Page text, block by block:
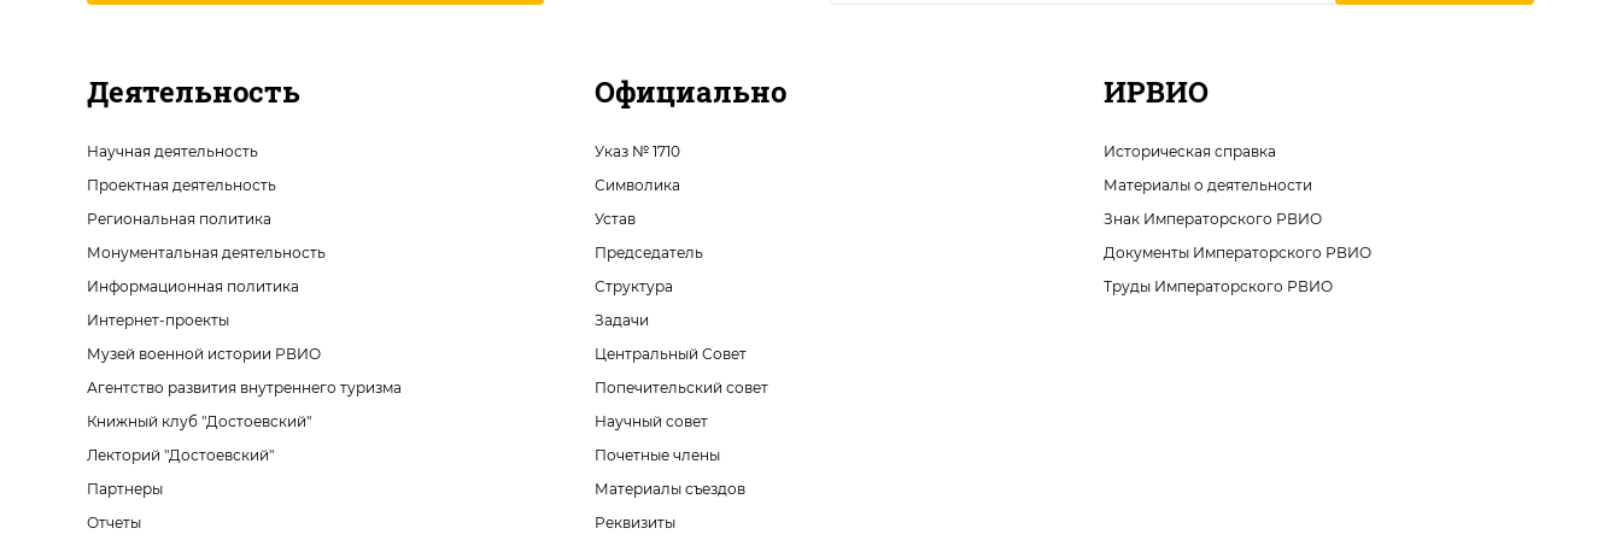
Деятельность
Научная деятельность
Проектная деятельность
Региональная политика
Монументальная деятельность
Информационная политика
Интернет-проекты
Музей военной истории РВИО
Агентство развития внутреннего туризма
Книжный клуб "Достоевский"
Лекторий "Достоевский"
Партнеры
Отчеты
Официально
Указ № 1710
Символика
Устав
Председатель
Структура
Задачи
Центральный Совет
Попечительский совет
Научный совет
Почетные члены
Материалы съездов
Реквизиты
ИРВИО
Историческая справка
Материалы о деятельности
Знак Императорского РВИО
Документы Императорского РВИО
Труды Императорского РВИО